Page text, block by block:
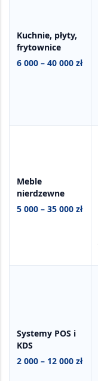
Kuchnie, płyty,
frytownice
6 000 – 40 000 zł
Meble
nierdzewne
5 000 – 35 000 zł
Systemy POS i
KDS
2 000 – 12 000 zł